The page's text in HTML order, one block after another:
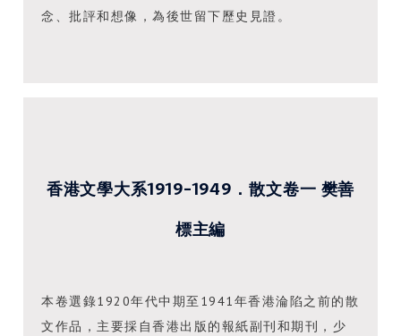
念、批評和想像，為後世留下歷史見證。
香港文學大系1919-1949．散文卷一 樊善
標主編
本卷選錄1920年代中期至1941年香港淪陷之前的散
文作品，主要採自香港出版的報紙副刊和期刊，少